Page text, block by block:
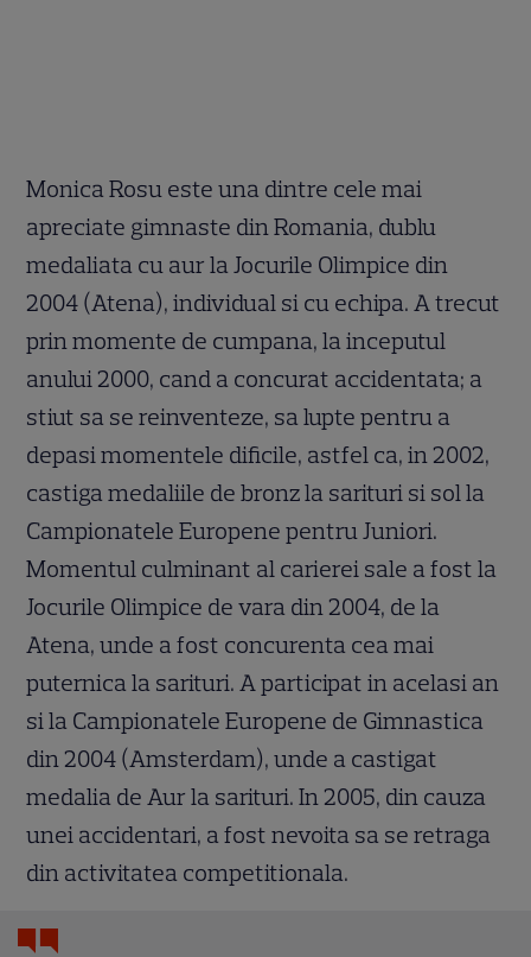
Monica Rosu este una dintre cele mai
apreciate gimnaste din Romania, dublu
medaliata cu aur la Jocurile Olimpice din
2004 (Atena), individual si cu echipa. A trecut
prin momente de cumpana, la inceputul
anului 2000, cand a concurat accidentata; a
stiut sa se reinventeze, sa lupte pentru a
depasi momentele dificile, astfel ca, in 2002,
castiga medaliile de bronz la sarituri si sol la
Campionatele Europene pentru Juniori.
Momentul culminant al carierei sale a fost la
Jocurile Olimpice de vara din 2004, de la
Atena, unde a fost concurenta cea mai
puternica la sarituri. A participat in acelasi an
si la Campionatele Europene de Gimnastica
din 2004 (Amsterdam), unde a castigat
medalia de Aur la sarituri. In 2005, din cauza
unei accidentari, a fost nevoita sa se retraga
din activitatea competitionala.